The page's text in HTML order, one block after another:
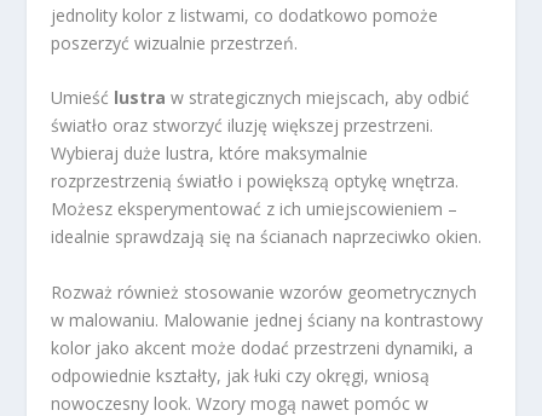
jednolity kolor z listwami, co dodatkowo pomoże
poszerzyć wizualnie przestrzeń.
Umieść lustra w strategicznych miejscach, aby odbić
światło oraz stworzyć iluzję większej przestrzeni.
Wybieraj duże lustra, które maksymalnie
rozprzestrzenią światło i powiększą optykę wnętrza.
Możesz eksperymentować z ich umiejscowieniem –
idealnie sprawdzają się na ścianach naprzeciwko okien.
Rozważ również stosowanie wzorów geometrycznych
w malowaniu. Malowanie jednej ściany na kontrastowy
kolor jako akcent może dodać przestrzeni dynamiki, a
odpowiednie kształty, jak łuki czy okręgi, wniosą
nowoczesny look. Wzory mogą nawet pomóc w